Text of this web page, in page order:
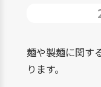
麺や製麺に関す
ります。